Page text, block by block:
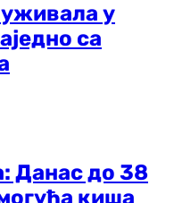
у
са
Данас до 38
киша